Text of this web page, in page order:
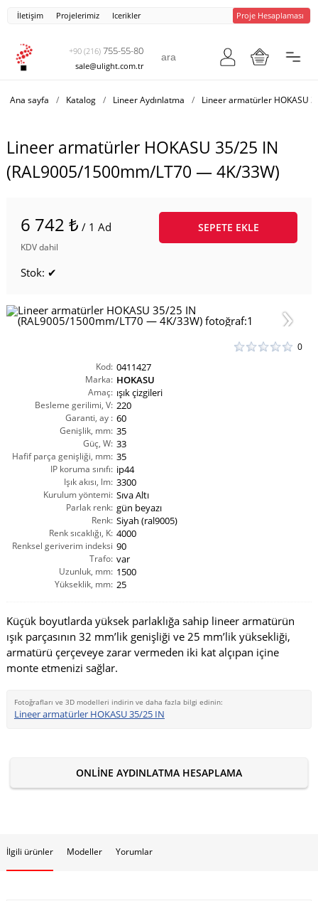
İletişim Projelerimiz Icerikler Proje Hesaplaması
+90 (216) 755-55-80
sale@ulight.com.tr
Ana sayfa / Katalog / Lineer Aydınlatma / Lineer armatürler HOKASU
Lineer armatürler HOKASU 35/25 IN
(RAL9005/1500mm/LT70 — 4K/33W)
6 742 ₺ / 1 Ad
KDV dahil
SEPETE EKLE
Stok: ✔
0
Kod: 0411427
Marka: HOKASU
Amaç: ışık çizgileri
Besleme gerilimi, V: 220
Garanti, ay : 60
Genişlik, mm: 35
Güç, W: 33
Hafif parça genişliği, mm: 35
IP koruma sınıfı: ip44
Işık akısı, lm: 3300
Kurulum yöntemi: Sıva Altı
Parlak renk: gün beyazı
Renk: Siyah (ral9005)
Renk sıcaklığı, K: 4000
Renksel geriverim indeksi
CRI(Ra):
90
Trafo: var
Uzunluk, mm: 1500
Yükseklik, mm: 25
Küçük boyutlarda yüksek parlaklığa sahip lineer armatürün
ışık parçasının 32 mm’lik genişliği ve 25 mm’lik yüksekliği,
armatürü çerçeveye zarar vermeden iki kat alçıpan içine
monte etmenizi sağlar.
Fotoğrafları ve 3D modelleri indirin ve daha fazla bilgi edinin:
Lineer armatürler HOKASU 35/25 IN
ONLINE AYDINLATMA HESAPLAMA
İlgili ürünler Modeller Yorumlar